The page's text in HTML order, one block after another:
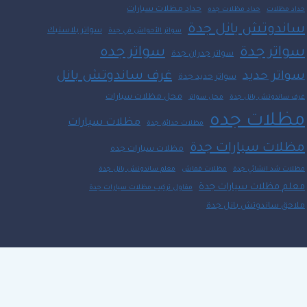
حداد مظلات حداد مظلات جده حداد مظلات سيارات
ساندوتش بانل جدة سواتر الأحواش في جدة سواتر بلاستيك
سواتر جدة سواتر جدران جدة سواتر جده
سواتر حديد سواتر حديد جدة غرف ساندوتش بانل
غرف ساندوتش بانل جدة محل سواتر محل مظلات سيارات
مظلات جده مظلات حدائق جدة مظلات سيارات
مظلات سيارات جدة مظلات سيارات جده
مظلات شد انشائي جدة مظلات قماش معلم ساندوتش بانل جدة
معلم مظلات سيارات جدة مقاول تركيب مظلات سيارات جدة
ملاحق ساندوتش بانل جدة